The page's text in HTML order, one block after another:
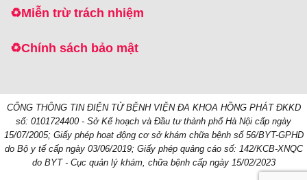
♻️Miễn trừ trách nhiệm
♻️Chính sách bảo mật
CỔNG THÔNG TIN ĐIỆN TỬ BỆNH VIỆN ĐA KHOA HỒNG PHÁT ĐKKD
số: 0101724400 - Sở Kế hoạch và Đầu tư thành phố Hà Nội cấp ngày
15/07/2005; Giấy phép hoạt động cơ sở khám chữa bệnh số 56/BYT-GPHD
do Bộ y tế cấp ngày 03/06/2019; Giấy phép quảng cáo số: 142/KCB-XNQC
do BYT - Cục quản lý khám, chữa bệnh cấp ngày 15/02/2023